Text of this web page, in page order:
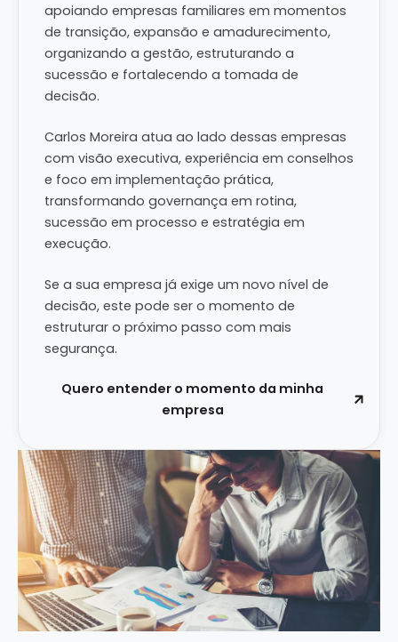
apoiando empresas familiares em momentos
de transição, expansão e amadurecimento,
organizando a gestão, estruturando a
sucessão e fortalecendo a tomada de
decisão.
Carlos Moreira atua ao lado dessas empresas
com visão executiva, experiência em conselhos
e foco em implementação prática,
transformando governança em rotina,
sucessão em processo e estratégia em
execução.
Se a sua empresa já exige um novo nível de
decisão, este pode ser o momento de
estruturar o próximo passo com mais
segurança.
Quero entender o momento da minha
empresa